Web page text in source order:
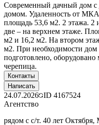
Современный дачный дом
домом. Удаленность от
площадь 53,6 м2. 2 этажа. 2
две – на верхнем этаже.
м2 и 16,2 м2. На втором
м2. При необходимости
подготовлено,
черепица.
Контакты
Написать
24.07.2026 ID 4167524
Агентство
рядом с с/т. 40 лет Октября,